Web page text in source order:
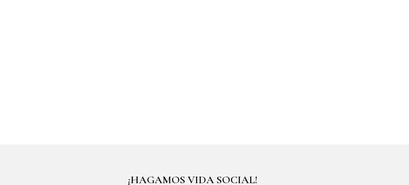
¡HAGAMOS VIDA SOCIAL!